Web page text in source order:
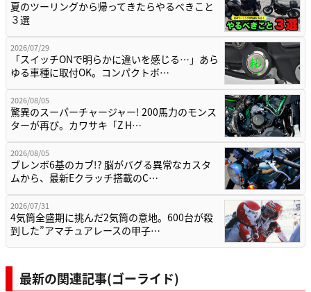
夏のツーリングから帰ってきたらやるべきこと
３選
2026/07/29
「スイッチONで明らかに違いを感じる…」あら
ゆる車種に取付OK。コンパクトボ…
2026/08/05
驚異のスーパーチャージャー! 200馬力のモンス
ターが再び。カワサキ「Z H…
2026/08/05
ブレンボ6基のカブ!? 脳がバグる異常なカスタ
ムから、最新Eクラッチ搭載のC…
2026/07/31
4気筒全盛期に挑んだ2気筒の意地。600台が殺
到した”アマチュアレースの甲子…
最新の関連記事(ゴーライド)